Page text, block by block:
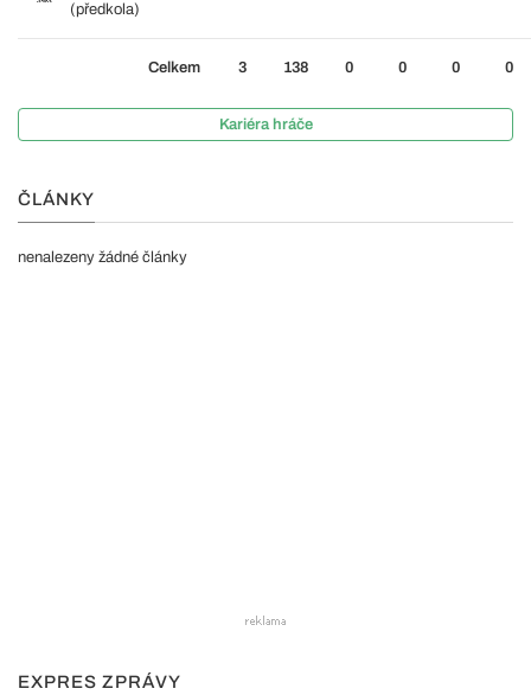
(předkola)
Celkem 3 138 0 0 0 0
Kariéra hráče
ČLÁNKY
nenalezeny žádné články
EXPRES ZPRÁVY